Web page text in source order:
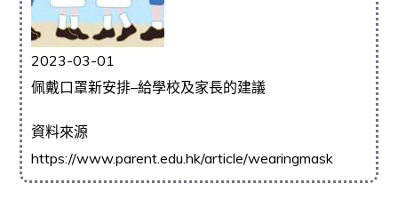
2023-03-01
佩戴口罩新安排–給學校及家長的建議
資料來源
https://www.parent.edu.hk/article/wearingmask